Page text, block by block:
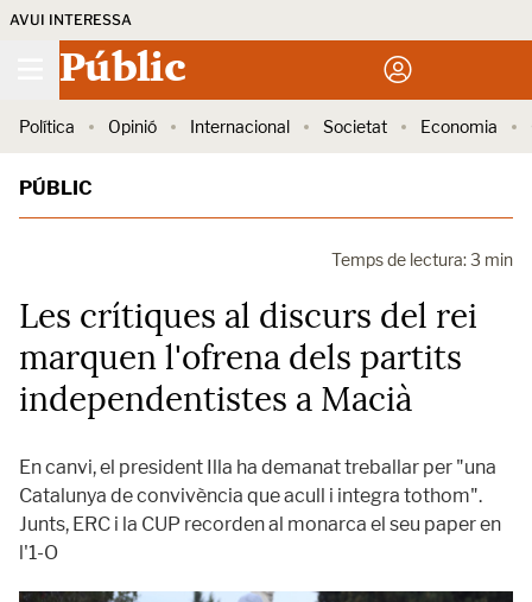
AVUI INTERESSA
Públic
Política Opinió Internacional Societat Economia
PÚBLIC
Temps de lectura: 3 min
Les crítiques al discurs del rei
marquen l'ofrena dels partits
independentistes a Macià
En canvi, el president Illa ha demanat treballar per "una
Catalunya de convivència que acull i integra tothom".
Junts, ERC i la CUP recorden al monarca el seu paper en
l'1-O